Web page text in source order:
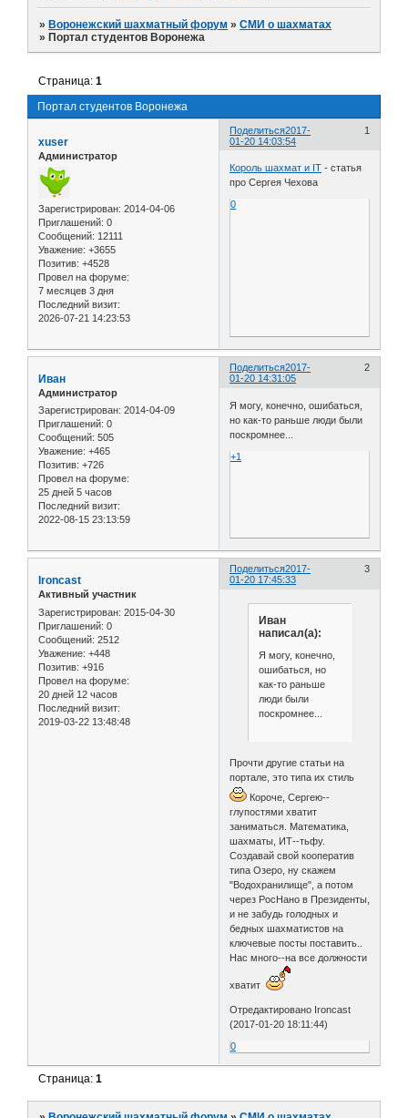
»Воронежский шахматный форум »СМИ о шахматах
»Портал студентов Воронежа
Портал студентов Воронежа
Страница:1
Поделиться 1
2017-
01-20 14:03:54
xuser
Администратор
Зарегистрирован: 2014-04-06
Приглашений: 0
Сообщений: 12111
Уважение: +3655
Позитив: +4528
Провел на форуме:
7 месяцев 3 дня
Последний визит:
2026-07-21 14:23:53
Король шахмат и IT - статья
про Сергея Чехова
0
Поделиться 2
2017-
01-20 14:31:05
Иван
Администратор
Зарегистрирован: 2014-04-09
Приглашений: 0
Сообщений: 505
Уважение: +465
Позитив: +726
Провел на форуме:
25 дней 5 часов
Последний визит:
2022-08-15 23:13:59
Я могу, конечно, ошибаться,
но как-то раньше люди были
поскромнее...
+1
Поделиться 3
2017-
01-20 17:45:33
Ironcast
Активный участник
Зарегистрирован: 2015-04-30
Приглашений: 0
Сообщений: 2512
Уважение: +448
Позитив: +916
Провел на форуме:
20 дней 12 часов
Последний визит:
2019-03-22 13:48:48
Иван
написал(а):
Я могу, конечно,
ошибаться, но
как-то раньше
люди были
поскромнее...
Прочти другие статьи на
портале, это типа их стиль
Короче, Сергею--
глупостями хватит
заниматься. Математика,
шахматы, ИТ--тьфу.
Создавай свой кооператив
типа Озеро, ну скажем
"Водохранилище", а потом
через РосНано в Президенты,
и не забудь голодных и
бедных шахматистов на
ключевые посты поставить..
Нас много--на все должности
хватит
Отредактировано Ironcast
(2017-01-20 18:11:44)
0
Страница:1